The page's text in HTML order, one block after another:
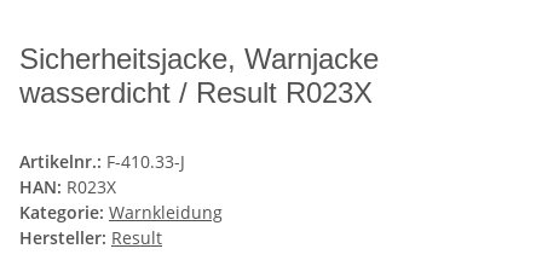
Sicherheitsjacke, Warnjacke
wasserdicht / Result R023X
Artikelnr.: F-410.33-J
HAN: R023X
Kategorie: Warnkleidung
Hersteller: Result